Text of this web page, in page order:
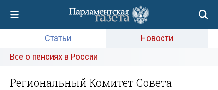
Статьи
Новости
Все о пенсиях в России
Региональный Комитет Совета